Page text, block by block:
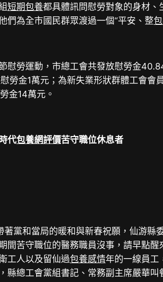
短期包養都具體訊問慰勞對象的身材
們為全市國民群眾渡過一個“平安、整
勞運動，市總工會共發放慰勞金
勞金1萬元；為新失業形狀群體工會會
金14萬元。
代包養網評價苦守職位休息者
和當局的暖和與新春祝願，仙游縣
間苦守職位的醫務職員沒事，請早點
工人以及留仙過包養感情年的一線員工
縣總工會黨組書記、常務副主席嚴華